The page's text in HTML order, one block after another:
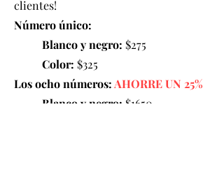
clientes!
Número único:
Blanco y negro: $275
Color: $325
Los ocho números: AHORRE UN 25%
Blanco y negro: $1650